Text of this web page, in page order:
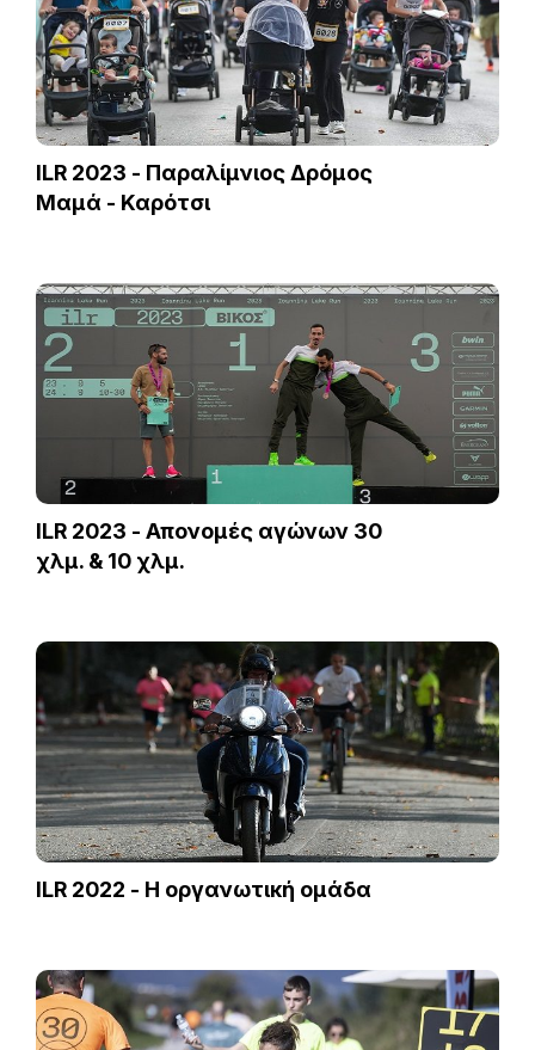
ILR 2023 - Παραλίμνιος Δρόμος
Μαμά - Καρότσι
ILR 2023 - Απονομές αγώνων 30
χλμ. & 10 χλμ.
ILR 2022 - Η οργανωτική ομάδα